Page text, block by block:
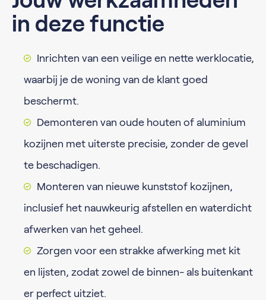
in deze functie
Inrichten van een veilige en nette werklocatie,
waarbij je de woning van de klant goed
beschermt.
Demonteren van oude houten of aluminium
kozijnen met uiterste precisie, zonder de gevel
te beschadigen.
Monteren van nieuwe kunststof kozijnen,
inclusief het nauwkeurig afstellen en waterdicht
afwerken van het geheel.
Zorgen voor een strakke afwerking met kit
en lijsten, zodat zowel de binnen- als buitenkant
er perfect uitziet.